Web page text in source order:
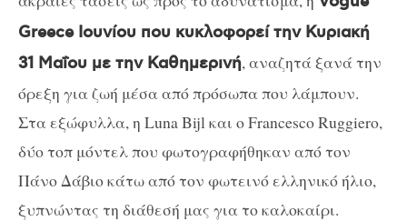
Greece Ιουνίου που κυκλοφορεί την Κυριακή
31 Μαΐου με την Καθημερινή, αναζητά ξανά την
όρεξη για ζωή μέσα από πρόσωπα που λάμπουν.
Στα εξώφυλλα, η Luna Bijl και ο Francesco Ruggiero,
δύο τοπ μόντελ που φωτογραφήθηκαν από τον
Πάνο Δάβιο κάτω από τον φωτεινό ελληνικό ήλιο,
ξυπνώντας τη διάθεσή μας για το καλοκαίρι.